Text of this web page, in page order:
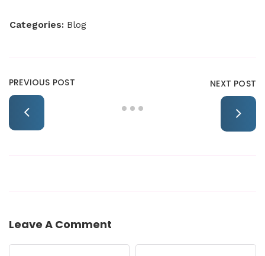
Categories: Blog
PREVIOUS POST NEXT POST
Leave A Comment